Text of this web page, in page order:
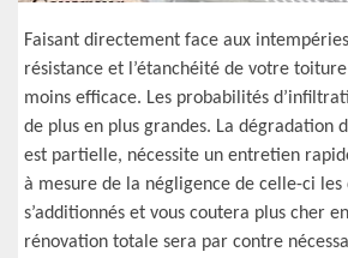
Faisant directement face aux
résistance et l’étanchéité de votre
moins efficace. Les probabilités
de plus en plus grandes. La dégradation
est partielle, nécessite un entretien
à mesure de la négligence de celle-ci les
s’additionnés et vous coutera plus cher
rénovation totale sera par contre